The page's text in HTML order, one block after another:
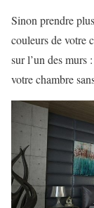
Sinon prendre
couleurs de votre
sur l’un des murs
votre chambre